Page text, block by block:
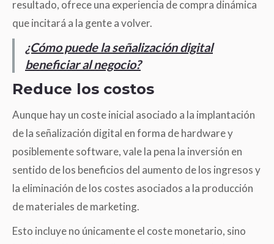
resultado, ofrece una experiencia de compra dinámica
que incitará a la gente a volver.
¿Cómo puede la señalización digital
beneficiar al negocio?
Reduce los costos
Aunque hay un coste inicial asociado a la implantación
de la señalización digital en forma de hardware y
posiblemente software, vale la pena la inversión en
sentido de los beneficios del aumento de los ingresos y
la eliminación de los costes asociados a la producción
de materiales de marketing.
Esto incluye no únicamente el coste monetario, sino